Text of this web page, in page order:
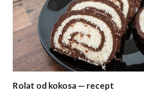
Rolat od kokosa — recept